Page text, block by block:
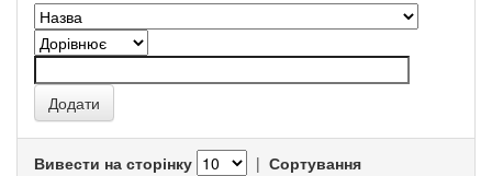
Вивести на сторінку | Сортування